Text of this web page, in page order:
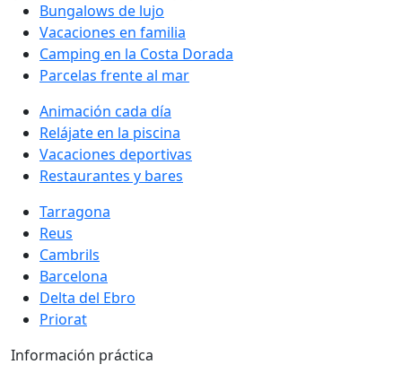
Bungalows de lujo
Vacaciones en familia
Camping en la Costa Dorada
Parcelas frente al mar
Animación cada día
Relájate en la piscina
Vacaciones deportivas
Restaurantes y bares
Tarragona
Reus
Cambrils
Barcelona
Delta del Ebro
Priorat
Información práctica